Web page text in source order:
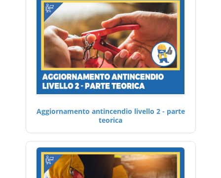
Aggiornamento antincendio livello 2 - parte
teorica